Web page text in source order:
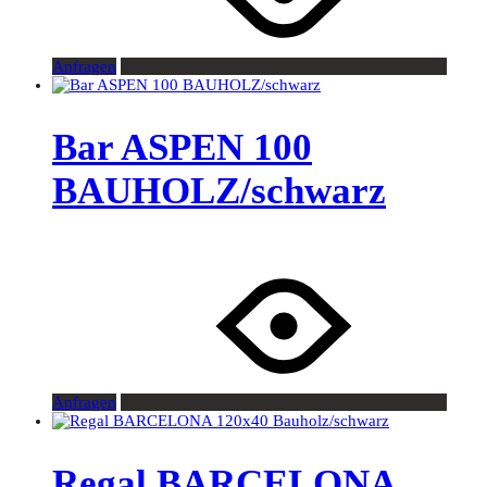
Anfragen
Bar ASPEN 100
BAUHOLZ/schwarz
Anfragen